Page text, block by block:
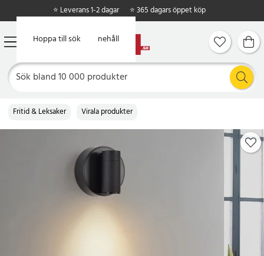
Hoppa till huvudinnehåll
Hoppa till sök
⭐ Leverans 1-2 dagar ⭐ 365 dagars öppet köp
Fritid & Leksaker Virala produkter